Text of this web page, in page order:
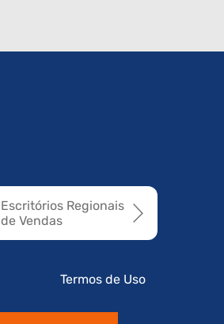
Escritórios Regionais
de Vendas
Termos de Uso